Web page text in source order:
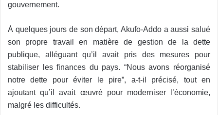
gouvernement.
À quelques jours de son départ, Akufo-Addo a aussi salué
son propre travail en matière de gestion de la dette
publique, alléguant qu’il avait pris des mesures pour
stabiliser les finances du pays. “Nous avons réorganisé
notre dette pour éviter le pire”, a-t-il précisé, tout en
ajoutant qu’il avait œuvré pour moderniser l’économie,
malgré les difficultés.